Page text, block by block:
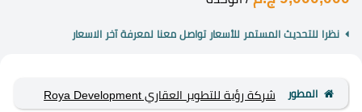
نظرا للتحديث المستمر للأسعار تواصل معنا لمعرفة آخر الاسعار
المطور شركة رؤية للتطوير العقاري Roya Development